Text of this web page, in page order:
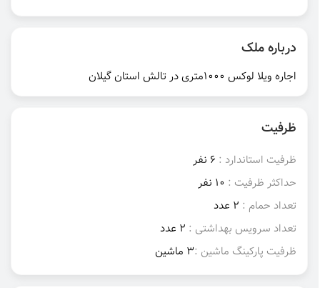
درباره ملک
اجاره ویلا لوکس 1000متری در تالش استان گیلان
ظرفیت
ظرفیت استاندارد : 6 نفر
حداکثر ظرفیت : 10 نفر
تعداد حمام : 2 عدد
تعداد سرویس بهداشتی : 2 عدد
ظرفیت پارکینگ ماشین :3 ماشین